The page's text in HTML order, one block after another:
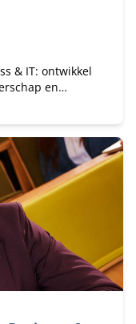
& IT: ontwikkel
en